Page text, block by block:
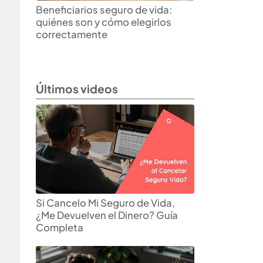
Beneficiarios seguro de vida:
quiénes son y cómo elegirlos
correctamente
Últimos videos
Si Cancelo Mi Seguro de Vida,
¿Me Devuelven el Dinero? Guía
Completa